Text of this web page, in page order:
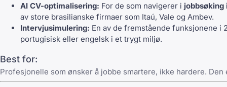
AI CV-optimalisering: For de som navigerer i jobbsøking
av store brasilianske firmaer som Itaú, Vale og Ambev.
Intervjusimulering: En av de fremstående funksjonene
portugisisk eller engelsk i et trygt miljø.
Best for:
Profesjonelle som ønsker å jobbe smartere, ikke hardere.